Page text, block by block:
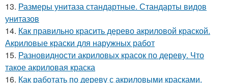
13. Размеры унитаза стандартные. Стандарты видов
унитазов
14. Как правильно красить дерево акриловой краской.
Акриловые краски для наружных работ
15. Разновидности акриловых красок по дереву. Что
такое акриловая краска
16. Как работать по дереву с акриловыми красками.